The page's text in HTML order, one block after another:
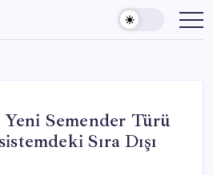
Yeni Semender Türü
Sıra Dışı